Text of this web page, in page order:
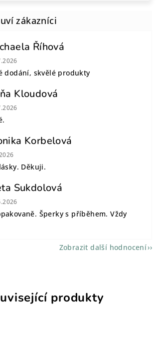
Říhová
obchodu je 5 z 5 hvězdiček.
dodání, skvělé produkty
Kloudová
obchodu je 5 z 5 hvězdiček.
Korbelová
obchodu je 5 z 5 hvězdiček.
Děkuji.
Sukdolová
obchodu je 5 z 5 hvězdiček.
Šperky s příběhem. Vždy
Zobrazit další hodnocení
produkty